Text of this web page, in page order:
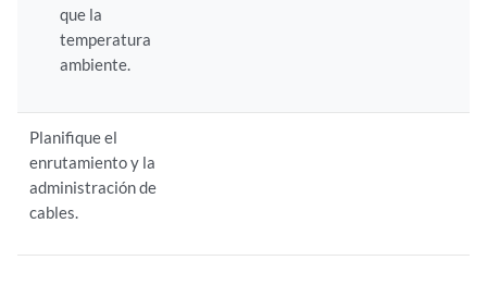
que la
temperatura
ambiente.
Planifique el
enrutamiento y la
administración de
cables.